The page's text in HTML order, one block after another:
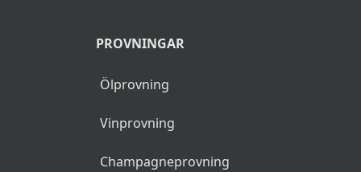
PROVNINGAR
Ölprovning
Vinprovning
Champagneprovning